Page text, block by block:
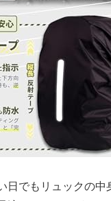
日でもリュックの中